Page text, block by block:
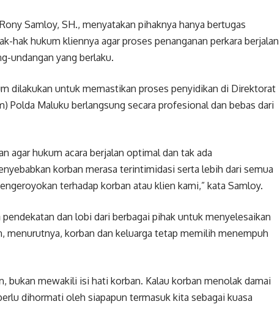
Samloy, SH., menyatakan pihaknya hanya bertugas
hak hukum kliennya agar proses penanganan perkara berjalan
undangan yang berlaku.
dilakukan untuk memastikan proses penyidikan di Direktorat
Polda Maluku berlangsung secara profesional dan bebas dari
agar hukum acara berjalan optimal dan tak ada
korban merasa terintimidasi serta lebih dari semua
terhadap korban atau klien kami,” kata Samloy.
dan lobi dari berbagai pihak untuk menyelesaikan
menurutnya, korban dan keluarga tetap memilih menempuh
bukan mewakili isi hati korban. Kalau korban menolak damai
dihormati oleh siapapun termasuk kita sebagai kuasa